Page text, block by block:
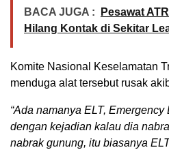
BACA JUGA :
Pesawat
Hilang Kontak di Sekitar
Komite Nasional Keselamatan
menduga alat tersebut rusak
“Ada namanya ELT,
dengan kejadian kalau dia
nabrak gunung, itu biasanya